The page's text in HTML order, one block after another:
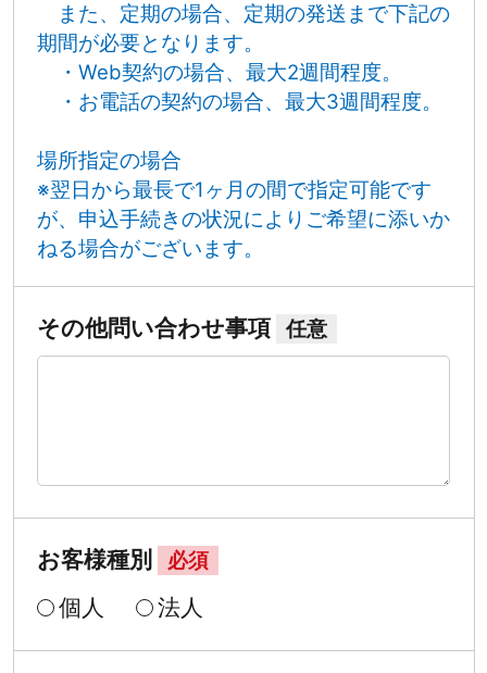
また、定期の場合、定期の発送まで下記の
期間が必要となります。
・Web契約の場合、最大2週間程度。
・お電話の契約の場合、最大3週間程度。
場所指定の場合
※翌日から最長で1ヶ月の間で指定可能です
が、申込手続きの状況によりご希望に添いか
ねる場合がございます。
その他問い合わせ事項 任意
お客様種別 必須
個人 法人